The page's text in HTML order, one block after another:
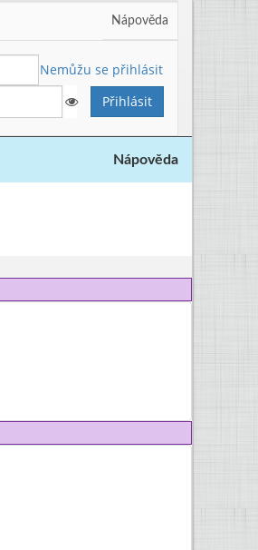
Nápověda
Nemůžu se přihlásit
Nápověda